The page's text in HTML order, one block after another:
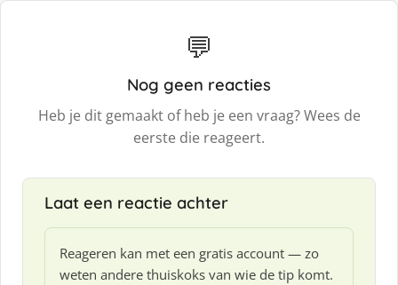
💬
Nog geen reacties
Heb je dit gemaakt of heb je een vraag? Wees de
eerste die reageert.
Laat een reactie achter
Reageren kan met een gratis account — zo
weten andere thuiskoks van wie de tip komt.